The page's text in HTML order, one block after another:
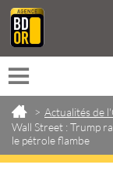
> Actualités de
Wall Street : Trump
le pétrole flambe